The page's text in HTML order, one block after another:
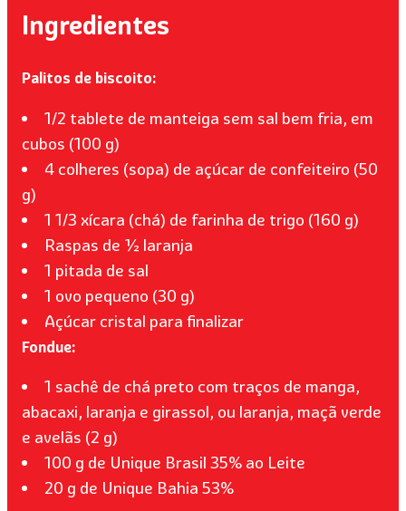
Ingredientes
Palitos de biscoito:
1/2 tablete de manteiga sem sal bem fria, em
cubos (100 g)
4 colheres (sopa) de açúcar de confeiteiro (50
g)
1 1/3 xícara (chá) de farinha de trigo (160 g)
Raspas de ½ laranja
1 pitada de sal
1 ovo pequeno (30 g)
Açúcar cristal para finalizar
Fondue:
1 sachê de chá preto com traços de manga,
abacaxi, laranja e girassol, ou laranja, maçã verde
e avelãs (2 g)
100 g de Unique Brasil 35% ao Leite
20 g de Unique Bahia 53%